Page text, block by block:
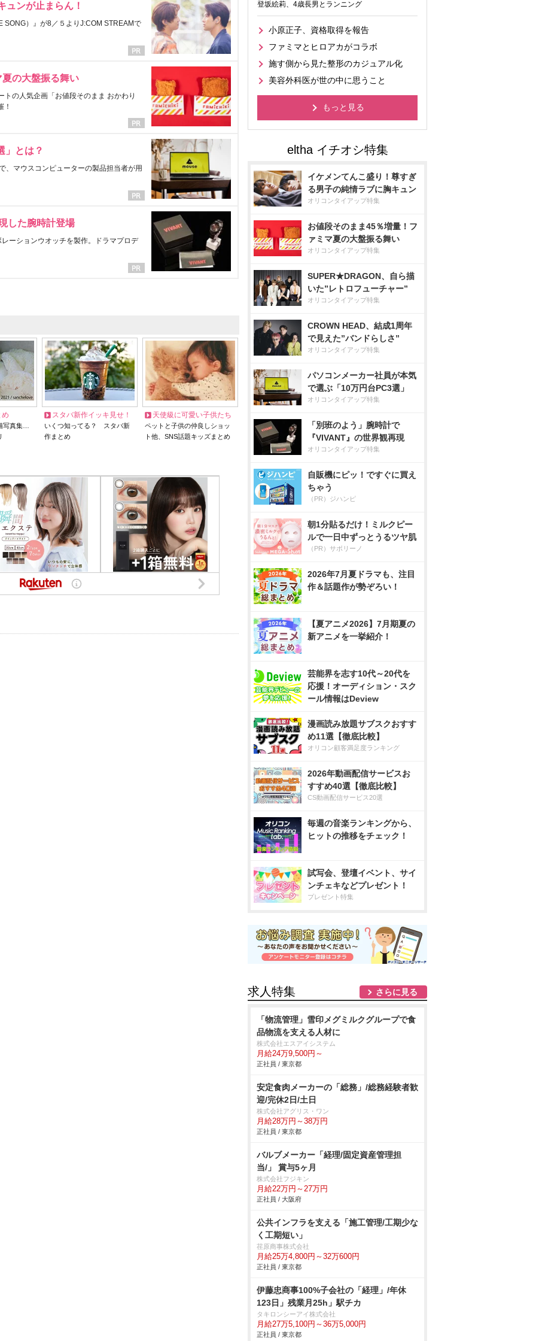
ュンが止まらん！
SONG）』が8／５よりJ:COM STREAMで
の大盤振る舞い
の人気企画「お値段そのまま おかわり
！
」とは？
、マウスコンピューターの製品担当者が用
した腕時計登場
ーションウオッチを製作。ドラマプロデ
め
写真集…
スタバ新作イッキ見せ！
いくつ知ってる？ スタバ新
作まとめ
天使級に可愛い子供たち
ペットと子供の仲良しショッ
ト他、SNS話題キッズまとめ
登坂絵莉、4歳長男とランニング
小原正子、資格取得を報告
ファミマとヒロアカがコラボ
施す側から見た整形のカジュアル化
美容外科医が世の中に思うこと
もっと見る
イケメンてんこ盛り！尊すぎ
る男子の純情ラブに胸キュン
オリコンタイアップ特集
お値段そのまま45％増量！フ
ァミマ夏の大盤振る舞い
オリコンタイアップ特集
SUPER★DRAGON、自ら描
いた”レトロフューチャー”
オリコンタイアップ特集
CROWN HEAD、結成1周年
で見えた”バンドらしさ”
オリコンタイアップ特集
パソコンメーカー社員が本気
で選ぶ「10万円台PC3選」
オリコンタイアップ特集
「別班のよう」腕時計で
『VIVANT』の世界観再現
オリコンタイアップ特集
自販機にピッ！ですぐに買え
ちゃう
（PR）ジハンピ
朝1分貼るだけ！ミルクピー
ルで一日中ずっとうるツヤ肌
（PR）サボリーノ
2026年7月夏ドラマも、注目
作＆話題作が勢ぞろい！
【夏アニメ2026】7月期夏の
新アニメを一挙紹介！
芸能界を志す10代～20代を
応援！オーディション・スク
ール情報はDeview
漫画読み放題サブスクおすす
め11選【徹底比較】
オリコン顧客満足度ランキング
2026年動画配信サービスお
すすめ40選【徹底比較】
CS動画配信サービス20選
毎週の音楽ランキングから、
ヒットの推移をチェック！
試写会、登壇イベント、サイ
ンチェキなどプレゼント！
プレゼント特集
求人特集 さらに見る
「物流管理」雪印メグミルクグループで食
品物流を支える人材に
株式会社エスアイシステム
月給24万9,500円～
正社員 / 東京都
安定食肉メーカーの「総務」/総務経験者歓
迎/完休2日/土日
株式会社アグリス・ワン
月給28万円～38万円
正社員 / 東京都
バルブメーカー「経理/固定資産管理担
当/」 賞与5ヶ月
株式会社フジキン
月給22万円～27万円
正社員 / 大阪府
公共インフラを支える「施工管理/工期少な
く工期短い」
荏原商事株式会社
月給25万4,800円～32万600円
正社員 / 東京都
伊藤忠商事100%子会社の「経理」/年休
123日」残業月25h」駅チカ
タキロンシーアイ株式会社
月給27万5,100円～36万5,000円
正社員 / 東京都